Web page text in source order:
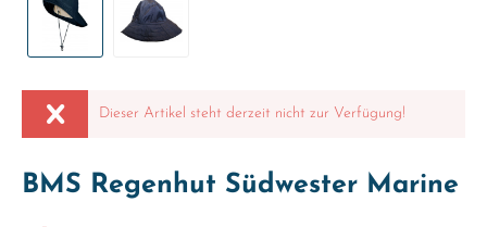
Dieser Artikel steht derzeit nicht zur Verfügung!
BMS Regenhut Südwester Marine